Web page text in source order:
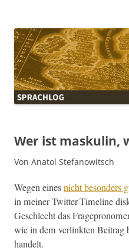
Wer ist maskulin,
Von Anatol Stefanowitsch
Wegen einesnicht beson­ders
in mein­er Twit­ter-Time­line
Geschlecht das
wie in dem ver­link­ten Beitrag
handelt.